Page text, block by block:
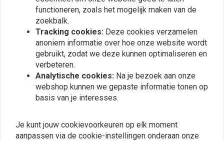
Vergelijkbare producten
functioneren, zoals het mogelijk maken van de
zoekbalk.
Tracking cookies: Deze cookies verzamelen
anoniem informatie over hoe onze website wordt
gebruikt, zodat we deze kunnen optimaliseren en
verbeteren.
Analytische cookies: Na je bezoek aan onze
webshop kunnen we gepaste informatie tonen op
basis van je interesses.
Je kunt jouw cookievoorkeuren op elk moment
aanpassen via de cookie-instellingen onderaan onze